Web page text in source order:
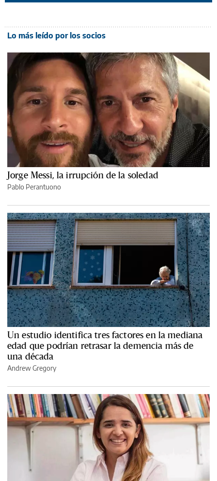
Lo más leído por los socios
Jorge Messi, la irrupción de la soledad
Pablo Perantuono
Un estudio identifica tres factores en la mediana
edad que podrían retrasar la demencia más de
una década
Andrew Gregory